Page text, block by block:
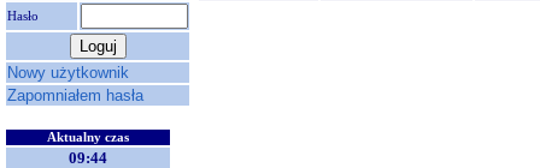
Hasło
Nowy użytkownik
Zapomniałem hasła
Aktualny czas
09:44